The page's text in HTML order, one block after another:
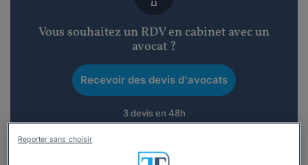
Vous souhaitez un RDV en cabinet avec un
avocat ?
Recevoir des devis d'avocats
3 devis en 48h
Reporter sans choisir